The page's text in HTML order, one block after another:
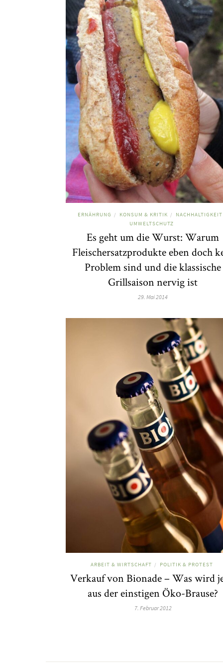
ERNÄHRUNG / KONSUM & KRITIK /
UMWELTSCHUTZ
Es geht um die Wurst: Warum
Fleischersatzprodukte eben doch
Problem sind und die klassische
Grillsaison nervig ist
29. Mai 2014
ARBEIT & WIRTSCHAFT / POLITIK & PROTEST
Verkauf von Bionade – Was wird
aus der einstigen Öko-Brause?
7. Februar 2012